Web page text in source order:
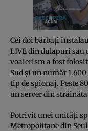
Cei doi bărbaţi
LIVE din dulapuri sau
voaierism a fost
Sud şi un număr
tip de spionaj. Peste
un server din
Potrivit unei unităţi
Metropolitane din